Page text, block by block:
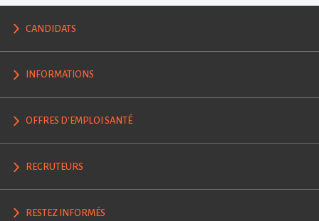
CANDIDATS
INFORMATIONS
OFFRES D'EMPLOI SANTÉ
RECRUTEURS
RESTEZ INFORMÉS